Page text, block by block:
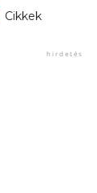
Cikkek